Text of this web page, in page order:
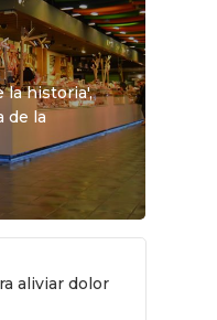
la historia',
de la
aliviar dolor